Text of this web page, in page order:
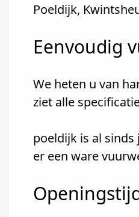
Poeldijk,
Eenvoudig
We heten u van
ziet alle
poeldijk is al
er een ware